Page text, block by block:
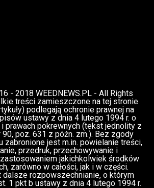
- 2018 WEEDNEWS.PL - All Rights
treści zamieszczone na tej stronie
podlegają ochronie prawnej na
ustawy z dnia 4 lutego 1994 r. o
prawach pokrewnych (tekst jednolity z
90, poz. 631 z późn. zm.). Bez zgody
zabronione jest m.in. powielanie treści,
przedruk, przechowywanie i
jakichkolwiek środków
zarówno w całości, jak i w części.
dalsze rozpowszechnianie, o którym
1 pkt b ustawy z dnia 4 lutego 1994 r.